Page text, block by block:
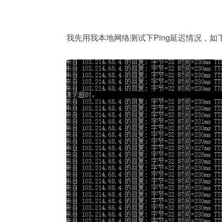
我先用我本地网络测试下Ping延迟情况，如